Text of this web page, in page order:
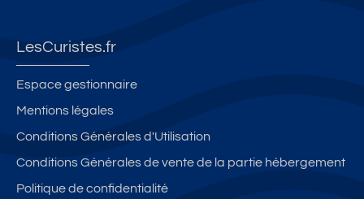
re
th
er
al
o
o
bl
e
or
t
LesCuristes.fr
Espace gestionnaire
Mentions légales
Conditions Générales d'Utilisation
Conditions Générales de vente de la partie hébergement
Politique de confidentialité